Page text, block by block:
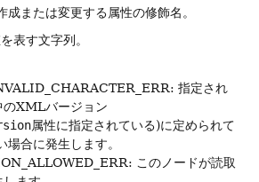
成または変更する属性の修飾名。
表す文字列。
指定され
のXMLバージョン
属性に指定されている)に定められて
合に発生します。
このノードが読取